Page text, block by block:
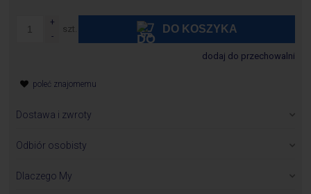
szt. DO KOSZYKA
dodaj do przechowalni
poleć znajomemu
Dostawa i zwroty
otrzymania zamówienia z wyłączeniem produktów, których
Odbiór osobisty
P.H.U.Bawi S.A.
Dlaczego My